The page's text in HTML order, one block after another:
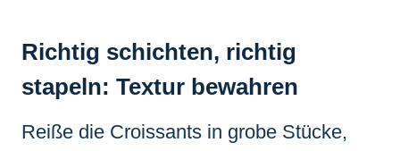
Richtig schichten, richtig
stapeln: Textur bewahren
Reiße die Croissants in grobe Stücke,